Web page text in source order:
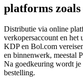
platforms
Distributie via online
verkopersaccount en het
KDP en Bol.com
en binnenwerk, meestal
Na goedkeuring wordt je
bestelling.